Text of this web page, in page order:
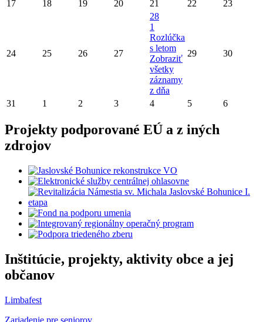
17 18 19 20 21 22 23
24 25 26 27
28
1
Rozlúčka
s letom
Zobraziť
všetky
záznamy
z dňa
29 30
31 1 2 3 4 5 6
Projekty podporované EÚ a z iných
zdrojov
Inštitúcie, projekty, aktivity obce a jej
občanov
Limbafest